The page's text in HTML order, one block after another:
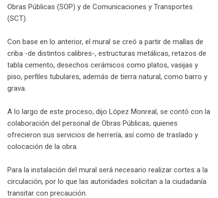
Obras Públicas (SOP) y de Comunicaciones y Transportes
(SCT).
Con base en lo anterior, el mural se creó a partir de mallas de
criba -de distintos calibres-, estructuras metálicas, retazos de
tabla cemento, desechos cerámicos como platos, vasijas y
piso, perfiles tubulares, además de tierra natural, como barro y
grava.
A lo largo de este proceso, dijo López Monreal, se contó con la
colaboración del personal de Obras Públicas, quienes
ofrecieron sus servicios de herrería, así como de traslado y
colocación de la obra.
Para la instalación del mural será necesario realizar cortes a la
circulación, por lo que las autoridades solicitan a la ciudadanía
transitar con precaución.